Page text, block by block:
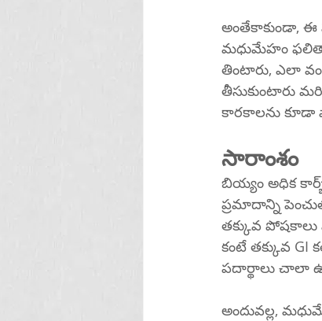
అంతేకాకుండా, ఈ
మధుమేహం
తింటారు, ఎలా
తీసుకుంటారు
కారకాలను కూడా
సారాంశం
బియ్యం అధిక
ప్రమాదాన్ని
తక్కువ
కంటే తక్కువ
పదార్థాలు చాలా
అందువల్ల,